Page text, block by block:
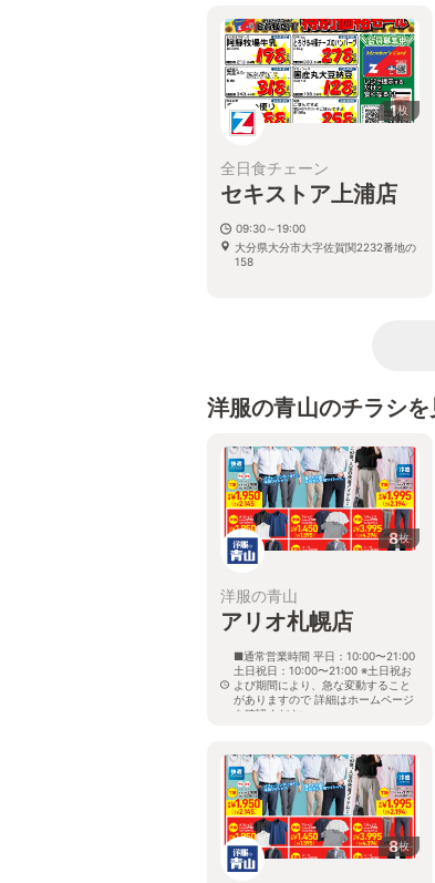
1枚
全日食チェーン
セキストア上浦店
09:30～19:00
大分県大分市大字佐賀関2232番地の
158
洋服の青山のチラシを
8枚
洋服の青山
アリオ札幌店
■通常営業時間 平日：10:00〜21:00
土日祝日：10:00〜21:00 ※土日祝お
よび期間により、急な変動すること
がありますので 詳細はホームページ
を確認ください
8枚